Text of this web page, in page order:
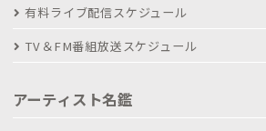
有料ライブ配信スケジュール
TV＆FM番組放送スケジュール
アーティスト名鑑